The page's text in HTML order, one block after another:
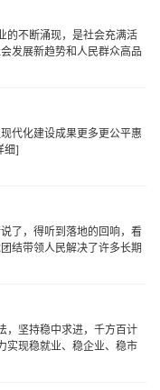
的不断涌现，是社会充满活
发展新趋势和人民群众高品
业态、新模式，积极挖
代化建设成果更多更公平惠
细]
了，得听到落地的回响，看
结带领人民解决了许多长期
有办成的大事，很重要的
，坚持稳中求进，千方百计
实现稳就业、稳企业、稳市
机遇、打好主动仗，定能